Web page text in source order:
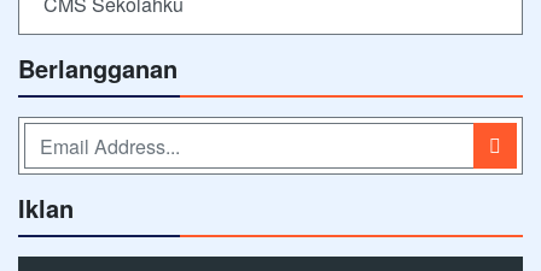
Berlangganan
Iklan